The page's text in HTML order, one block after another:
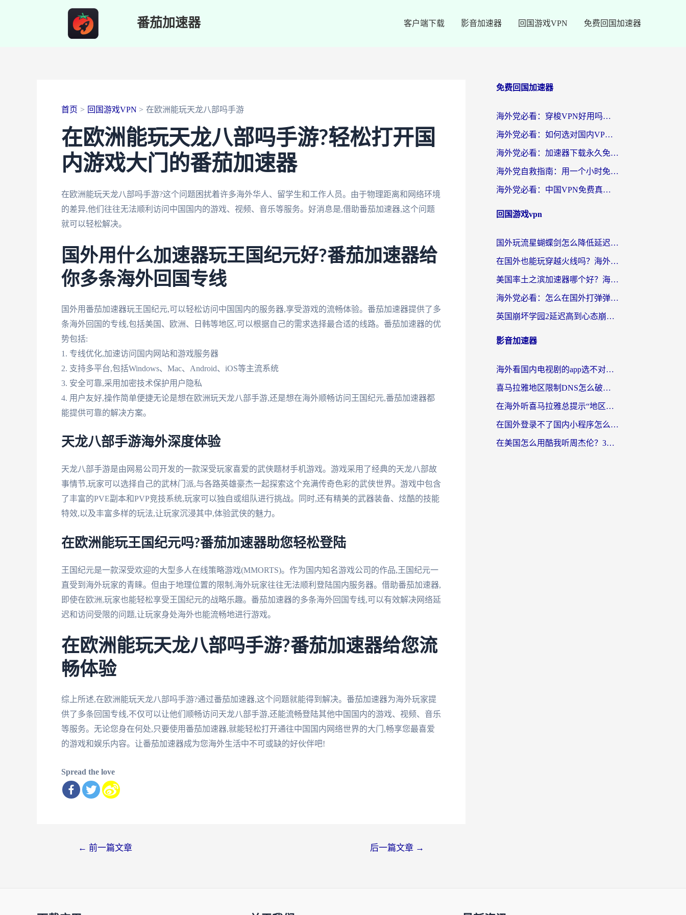
番茄加速器 客户端下载 影音加速器 回国游戏VPN 免费回国加速器
首页 回国游戏VPN 在欧洲能玩天龙八部吗手游
在欧洲能玩天龙八部吗手游?轻松打开国
内游戏大门的番茄加速器
在欧洲能玩天龙八部吗手游?这个问题困扰着许多海外华人、留学生和工作人员。由于物理距离和网络环境
的差异,他们往往无法顺利访问中国国内的游戏、视频、音乐等服务。好消息是,借助番茄加速器,这个问题
就可以轻松解决。
国外用什么加速器玩王国纪元好?番茄加速器给
你多条海外回国专线
国外用番茄加速器玩王国纪元,可以轻松访问中国国内的服务器,享受游戏的流畅体验。番茄加速器提供了多
条海外回国的专线,包括美国、欧洲、日韩等地区,可以根据自己的需求选择最合适的线路。番茄加速器的优
势包括:
1. 专线优化,加速访问国内网站和游戏服务器
2. 支持多平台,包括Windows、Mac、Android、iOS等主流系统
3. 安全可靠,采用加密技术保护用户隐私
4. 用户友好,操作简单便捷无论是想在欧洲玩天龙八部手游,还是想在海外顺畅访问王国纪元,番茄加速器都
能提供可靠的解决方案。
天龙八部手游海外深度体验
天龙八部手游是由网易公司开发的一款深受玩家喜爱的武侠题材手机游戏。游戏采用了经典的天龙八部故
事情节,玩家可以选择自己的武林门派,与各路英雄豪杰一起探索这个充满传奇色彩的武侠世界。游戏中包含
了丰富的PVE副本和PVP竞技系统,玩家可以独自或组队进行挑战。同时,还有精美的武器装备、炫酷的技能
特效,以及丰富多样的玩法,让玩家沉浸其中,体验武侠的魅力。
在欧洲能玩王国纪元吗?番茄加速器助您轻松登陆
王国纪元是一款深受欢迎的大型多人在线策略游戏(MMORTS)。作为国内知名游戏公司的作品,王国纪元一
直受到海外玩家的青睐。但由于地理位置的限制,海外玩家往往无法顺利登陆国内服务器。借助番茄加速器,
即使在欧洲,玩家也能轻松享受王国纪元的战略乐趣。番茄加速器的多条海外回国专线,可以有效解决网络延
迟和访问受限的问题,让玩家身处海外也能流畅地进行游戏。
在欧洲能玩天龙八部吗手游?番茄加速器给您流
畅体验
综上所述,在欧洲能玩天龙八部吗手游?通过番茄加速器,这个问题就能得到解决。番茄加速器为海外玩家提
供了多条回国专线,不仅可以让他们顺畅访问天龙八部手游,还能流畅登陆其他中国国内的游戏、视频、音乐
等服务。无论您身在何处,只要使用番茄加速器,就能轻松打开通往中国国内网络世界的大门,畅享您最喜爱
的游戏和娱乐内容。让番茄加速器成为您海外生活中不可或缺的好伙伴吧!
Spread the love
← 前一篇文章 后一篇文章 →
免费回国加速器
海外党必看：穿梭VPN好用吗？和云帆VPN对比哪个回国效果更好？附真实测评+避坑指南
海外党必看：如何选对国内VPN，实现无缝访问国内资源？
海外党必看：加速器下载永久免费版真的存在吗？教你无缝访问国内资源的正确姿势
海外党自救指南：用一个小时免费加速器，轻松打破国内资源访问壁垒？
海外党必看：中国VPN免费真的靠谱吗？手把手教你选对回国加速器
回国游戏vpn
国外玩流星蝴蝶剑怎么降低延迟？海外党必看的加速秘籍（含欧洲鸣潮&彩虹岛优化攻略）
在国外也能玩穿越火线吗？海外玩家国服游戏畅玩终极指南
美国率土之滨加速器哪个好？海外党国服游戏畅玩终极指南（附多游戏解决方案）
海外党必看：怎么在国外打弹弹堂不卡？番茄加速器亲测指南
英国崩坏学园2延迟高到心态崩？海外党国服游戏加速终极指南
影音加速器
海外看国内电视剧的app选不对？这份回国加速器避坑指南帮你流畅追剧
喜马拉雅地区限制DNS怎么破？海外党听国内音乐听书的终极解决方案
在海外听喜马拉雅总提示“地区限制”？3步轻松解除+听国内音乐全攻略
在国外登录不了国内小程序怎么办？选对回国加速器，轻松解锁国内资源
在美国怎么用酷我听周杰伦？3步搞定海外听歌难题